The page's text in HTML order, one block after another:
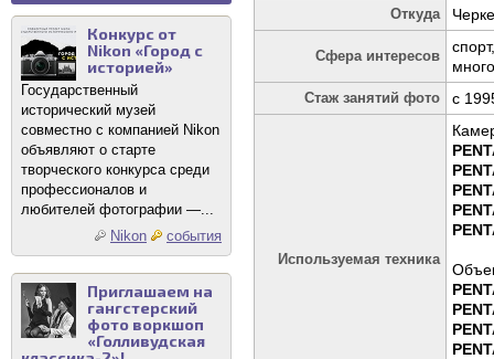
Конкурс от
Nikon «Город с
историей»
Государственный
исторический музей
совместно с компанией Nikon
объявляют о старте
творческого конкурса среди
профессионалов и
любителей фотографии —...
Nikon
события
Приглашаем на
гангстерский
фото воркшоп
«Голливудская
Откуда
Сфера интересов
Стаж занятий фото c
Используемая техника